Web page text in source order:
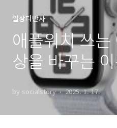
일상다반사
애플워치 쓰
상을 바꾸는
by socialstory 2025. 1. 17.